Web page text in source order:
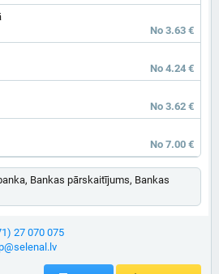
No 3.63 €
No 4.24 €
No 3.62 €
No 7.00 €
Bankas pārskaitījums, Bankas
27 070 075